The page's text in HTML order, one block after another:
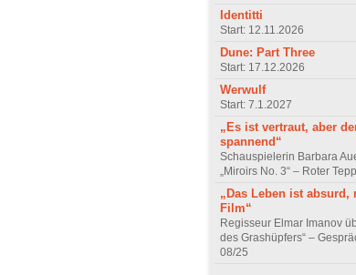
Identitti
Start: 12.11.2026
Dune: Part Three
Start: 17.12.2026
Werwulf
Start: 7.1.2027
„Es ist vertraut, aber
spannend“
Schauspielerin Barbara
„Miroirs No. 3“ – Roter
„Das Leben ist absurd,
Film“
Regisseur Elmar Imanov
des Grashüpfers“ –
08/25